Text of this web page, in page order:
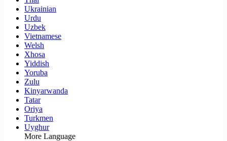
Ukrainian
Urdu
Uzbek
Vietnamese
Welsh
Xhosa
Yiddish
Yoruba
Zulu
Kinyarwanda
Tatar
Oriya
Turkmen
Uyghur
More Language